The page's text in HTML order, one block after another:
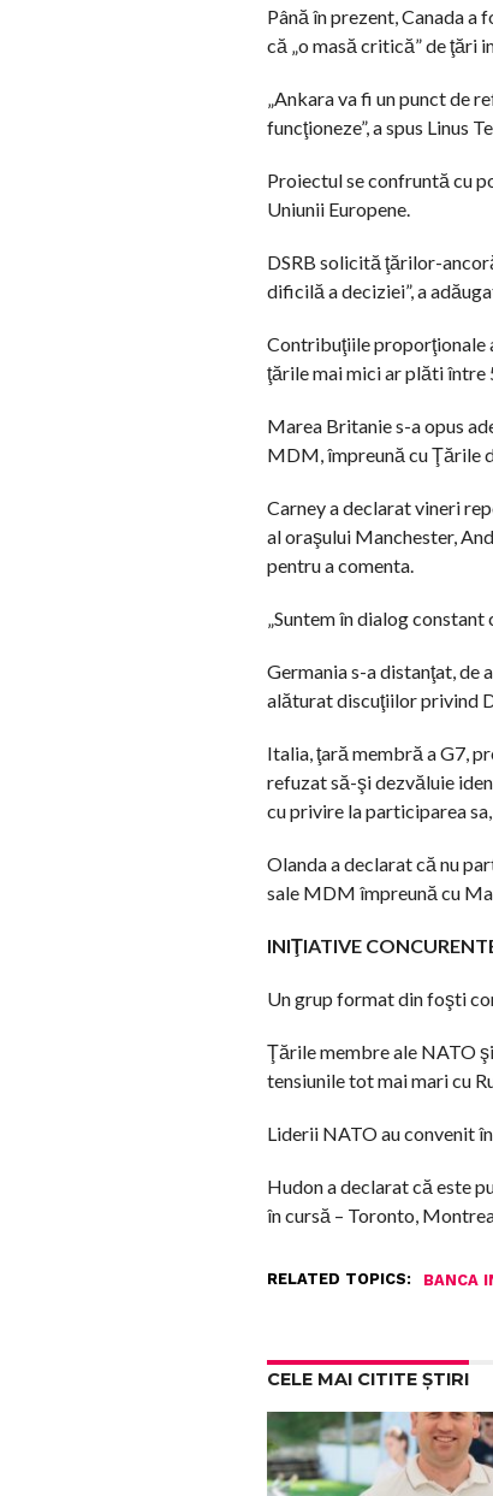
Până în prezent, Canada a
că „o masă critică” de ţări
„Ankara va fi un punct de
funcţioneze”, a spus Linus
Proiectul se confruntă cu
Uniunii Europene.
DSRB solicită ţărilor-
dificilă a deciziei”, a
Contribuţiile proporţionale
ţările mai mici ar plăti între
Marea Britanie s-a opus
MDM, împreună cu Ţările
Carney a declarat vineri
al oraşului Manchester,
pentru a comenta.
„Suntem în dialog
Germania s-a distanţat, de
alăturat discuţiilor privind
Italia, ţară membră a G7,
refuzat să-şi dezvăluie
cu privire la participarea
Olanda a declarat că nu
sale MDM împreună cu
INIŢIATIVE
Un grup format din foşti
Ţările membre ale NATO
tensiunile tot mai mari cu
Liderii NATO au convenit
Hudon a declarat că este
în cursă – Toronto,
RELATED TOPICS: BANCA
CELE MAI CITITE ȘTIRI